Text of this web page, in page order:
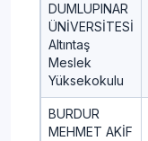
DUMLUPINAR
ÜNİVERSİTESİ
Altıntaş
Meslek
Yüksekokulu
BURDUR
MEHMET AKİF